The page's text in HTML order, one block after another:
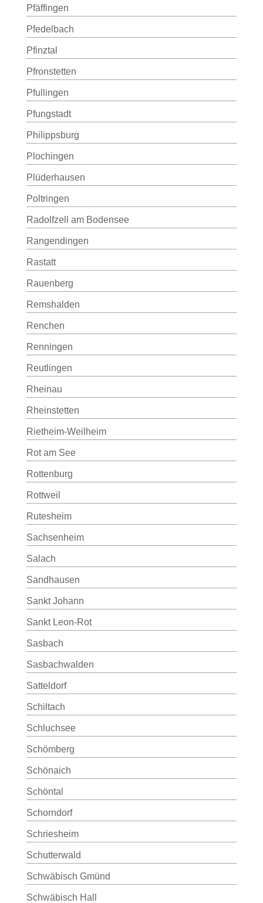
Pfäffingen
Pfedelbach
Pfinztal
Pfronstetten
Pfullingen
Pfungstadt
Philippsburg
Plochingen
Plüderhausen
Poltringen
Radolfzell am Bodensee
Rangendingen
Rastatt
Rauenberg
Remshalden
Renchen
Renningen
Reutlingen
Rheinau
Rheinstetten
Rietheim-Weilheim
Rot am See
Rottenburg
Rottweil
Rutesheim
Sachsenheim
Salach
Sandhausen
Sankt Johann
Sankt Leon-Rot
Sasbach
Sasbachwalden
Satteldorf
Schiltach
Schluchsee
Schömberg
Schönaich
Schöntal
Schorndorf
Schriesheim
Schutterwald
Schwäbisch Gmünd
Schwäbisch Hall